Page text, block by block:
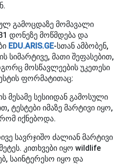
გამოცდაზე მომავალი
დონეზე მოწმდება და
EDU.ARIS.GE-სთან ამბობენ,
სიმარტივე, მათი შეფასებით,
მოსწავლეების უკეთესი
ფორმატითაც:
მესამე სესიიდან გამოსული
ტესტები იმაზე მარტივი იყო,
იქნებოდა.
სავრჯიშო ძალიან მარტივი
კითხვები იყო wildlife
საინტერესო იყო და